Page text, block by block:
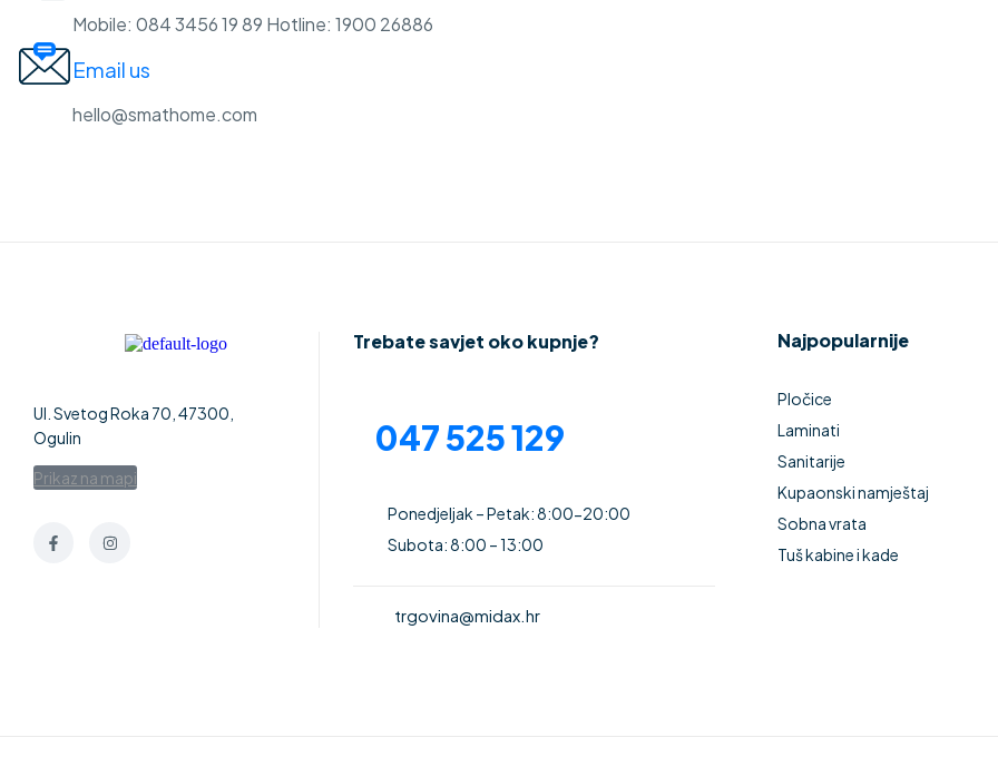
Mobile: 084 3456 19 89 Hotline: 1900 26886
Email us
hello@smathome.com
Ul. Svetog Roka 70, 47300,
Ogulin
Prikaz na mapi
Trebate savjet oko kupnje?
047 525 129
Ponedjeljak – Petak: 8:00-20:00
Subota: 8:00 – 13:00
trgovina@midax.hr
Najpopularnije
Pločice
Laminati
Sanitarije
Kupaonski namještaj
Sobna vrata
Tuš kabine i kade